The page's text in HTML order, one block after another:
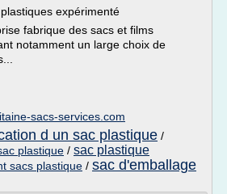
expérimenté
fabrique des sacs et films
notamment un large choix de
sacs-services.com
d un sac plastique /
plastique / sac plastique
sacs plastique / sac d'emballage